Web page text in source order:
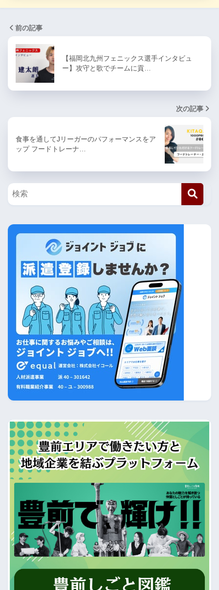
前の記事
【福岡北九州フェニックス選手インタビュ
ー】攻守と歌でチームに貢…
次の記事
食事を通してJリーガーのパフォーマンスをア
ップ フードトレーナ…